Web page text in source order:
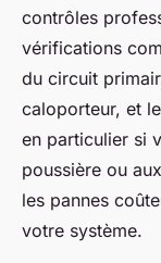
contrôles
vérifications
du circuit
caloporteur, et
en particulier si
poussière ou
les pannes
votre système.